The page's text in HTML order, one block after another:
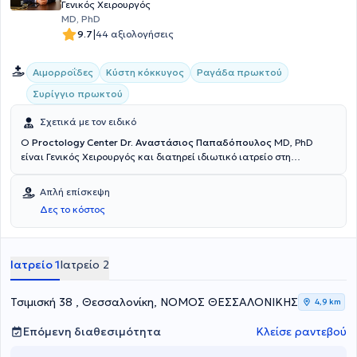
Γενικός Χειρουργός
MD, PhD
9.7|44 αξιολογήσεις
Αιμορροΐδες Κύστη κόκκυγος
Ραγάδα πρωκτού
Συρίγγιο πρωκτού
Σχετικά με τον ειδικό
Ο Proctology Center Dr. Αναστάσιος Παπαδόπουλος MD, PhD
είναι Γενικός Χειρουργός και διατηρεί ιδιωτικό ιατρείο στη
του Αριστοτελείου Πανεπιστημίου Θεσσαλονίκης με μετεκπαίδευση
στη Μεγάλη Βρετανία στο Νοσοκομείο Broomfield, που βρίσκεται
στο Essex. Εκεί εξειδικεύτηκε στην ογκολογική χειρουργική, στην
προχωρημένη (advance) λαπαροσκοπική χειρουργική, στην
επιστροφή του στην Ελλάδα, έγινε συνεργάτης - επιστημονικά
υπεύθυνος του Κέντρου Ορθοπρωκτικών Παθήσεων της
υπεύθυνος ολοκληρωμένης χειρουργικής ομάδας, με την οποία
ογκολογικής χειρουργικής. Τέλος, είναι μέλος σε επιστημονικές
Απλή επίσκεψη
Δες το κόστος
Ιατρείο 1Ιατρείο 2
Τσιμισκή 38 , Θεσσαλονίκη, ΝΟΜΟΣ ΘΕΣΣΑΛΟΝΙΚΗΣ 4,9 km
Επόμενη διαθεσιμότητα Κλείσε ραντεβού